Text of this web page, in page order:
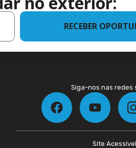
RECEBER
Siga-nos nas redes
Site Acessível